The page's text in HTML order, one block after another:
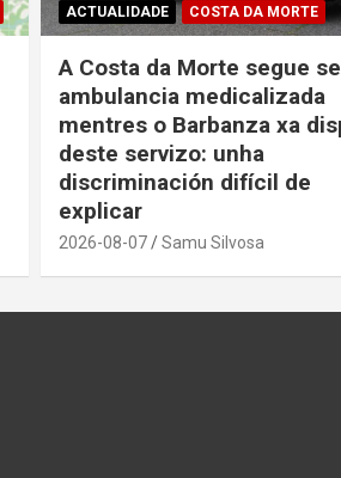
ACTUALIDADE COSTA DA MORTE
A Costa da Morte segue
ambulancia medicalizada
mentres o Barbanza xa
deste servizo: unha
discriminación difícil de
explicar
2026-08-07 Samu Silvosa